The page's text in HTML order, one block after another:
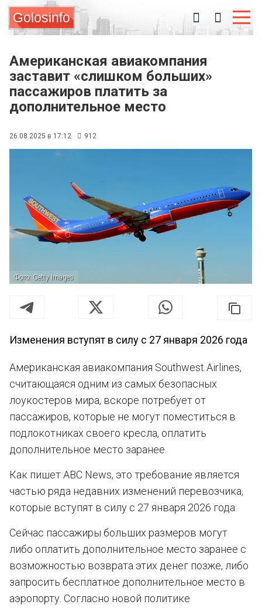
Golosinfo
Американская авиакомпания
заставит «слишком больших»
пассажиров платить за
дополнительное место
26.08.2025 в 17:12 912
Фото: Getty Images
Изменения вступят в силу с 27 января 2026 года
Американская авиакомпания Southwest Airlines,
считающаяся одним из самых безопасных
лоукостеров мира, вскоре потребует от
пассажиров, которые не могут поместиться в
подлокотниках своего кресла, оплатить
дополнительное место заранее.
Как пишет ABC News, это требование является
частью ряда недавних изменений перевозчика,
которые вступят в силу с 27 января 2026 года.
Сейчас пассажиры больших размеров могут
либо оплатить дополнительное место заранее с
возможностью возврата этих денег позже, либо
запросить бесплатное дополнительное место в
аэропорту. Согласно новой политике